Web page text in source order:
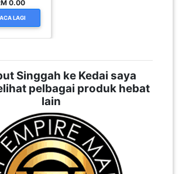
0.00
LAGI
Singgah ke Kedai saya
pelbagai produk hebat
lain